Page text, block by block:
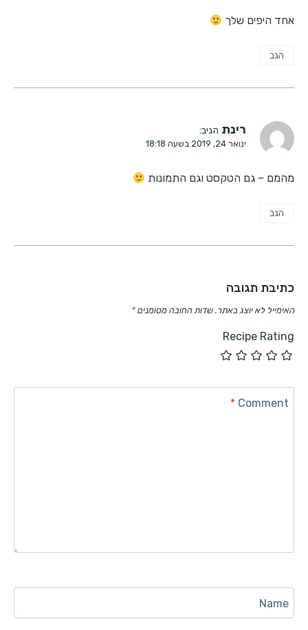
אחד היפים שלך
הגב
רינת הגיב:
ינואר 24, 2019 בשעה 18:18
מהמם – גם הטקסט וגם התמונות
הגב
כתיבת תגובה
האימייל לא יוצג באתר. שדות החובה מסומנים*
Recipe Rating
Comment
*
Name